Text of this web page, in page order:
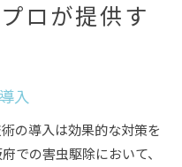
ロが提供す
入
の導入は効果的な対策を
での害虫駆除において、